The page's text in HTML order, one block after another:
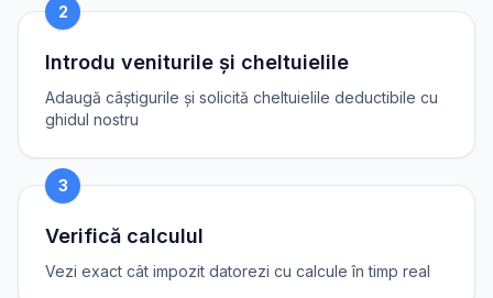
2
Introdu veniturile și cheltuielile
Adaugă câștigurile și solicită cheltuielile deductibile cu
ghidul nostru
3
Verifică calculul
Vezi exact cât impozit datorezi cu calcule în timp real